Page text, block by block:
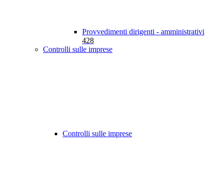
Provvedimenti dirigenti - amministrativi
428
Controlli sulle imprese
Controlli sulle imprese